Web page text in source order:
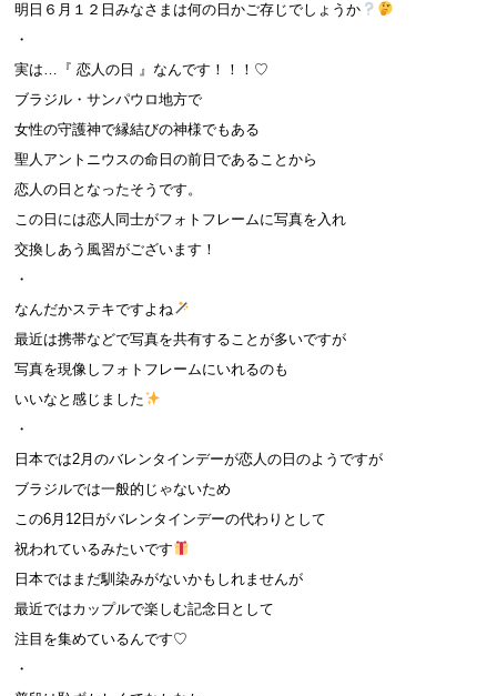
明日６月１２日みなさまは何の日かご存じでしょうか
・
実は…『 恋人の日 』なんです！！！♡
ブラジル・サンパウロ地方で
女性の守護神で縁結びの神様でもある
聖人アントニウスの命日の前日であることから
恋人の日となったそうです。
この日には恋人同士がフォトフレームに写真を入れ
交換しあう風習がございます！
・
なんだかステキですよね
最近は携帯などで写真を共有することが多いですが
写真を現像しフォトフレームにいれるのも
いいなと感じました
・
日本では2月のバレンタインデーが恋人の日のようですが
ブラジルでは一般的じゃないため
この6月12日がバレンタインデーの代わりとして
祝われているみたいです
日本ではまだ馴染みがないかもしれませんが
最近ではカップルで楽しむ記念日として
注目を集めているんです♡
・